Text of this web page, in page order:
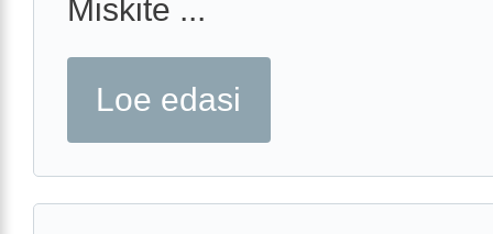
Miskite ...
Loe edasi